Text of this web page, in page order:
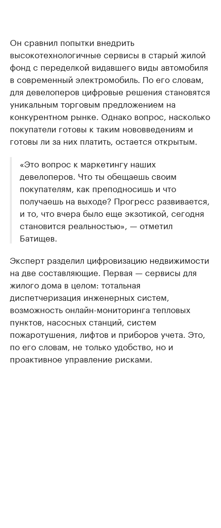
Он сравнил попытки внедрить
высокотехнологичные сервисы в старый жилой
фонд с переделкой видавшего виды автомобиля
в современный электромобиль. По его словам,
для девелоперов цифровые решения становятся
уникальным торговым предложением на
конкурентном рынке. Однако вопрос, насколько
покупатели готовы к таким нововведениям и
готовы ли за них платить, остается открытым.
«Это вопрос к маркетингу наших
девелоперов. Что ты обещаешь своим
покупателям, как преподносишь и что
получаешь на выходе? Прогресс развивается,
и то, что вчера было еще экзотикой, сегодня
становится реальностью», — отметил
Батищев.
Эксперт разделил цифровизацию недвижимости
на две составляющие. Первая — сервисы для
жилого дома в целом: тотальная
диспетчеризация инженерных систем,
возможность онлайн-мониторинга тепловых
пунктов, насосных станций, систем
пожаротушения, лифтов и приборов учета. Это,
по его словам, не только удобство, но и
проактивное управление рисками.